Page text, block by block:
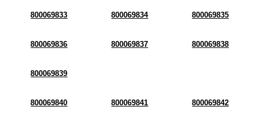
800069833 800069834 800069835
800069836 800069837 800069838
800069839
800069840 800069841 800069842